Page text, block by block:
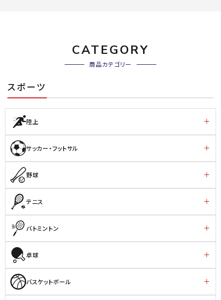
CATEGORY
商品カテゴリー
スポーツ
陸上
サッカー・フットサル
野球
テニス
バトミントン
卓球
バスケットボール